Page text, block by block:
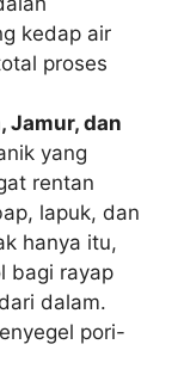
kedap air
proses
Jamur, dan
yang
rentan
lapuk, dan
hanya itu,
bagi rayap
dalam.
pori-